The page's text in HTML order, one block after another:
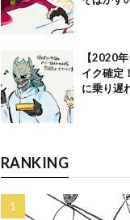
【2020
イク確定
に乗り遅
RANKING